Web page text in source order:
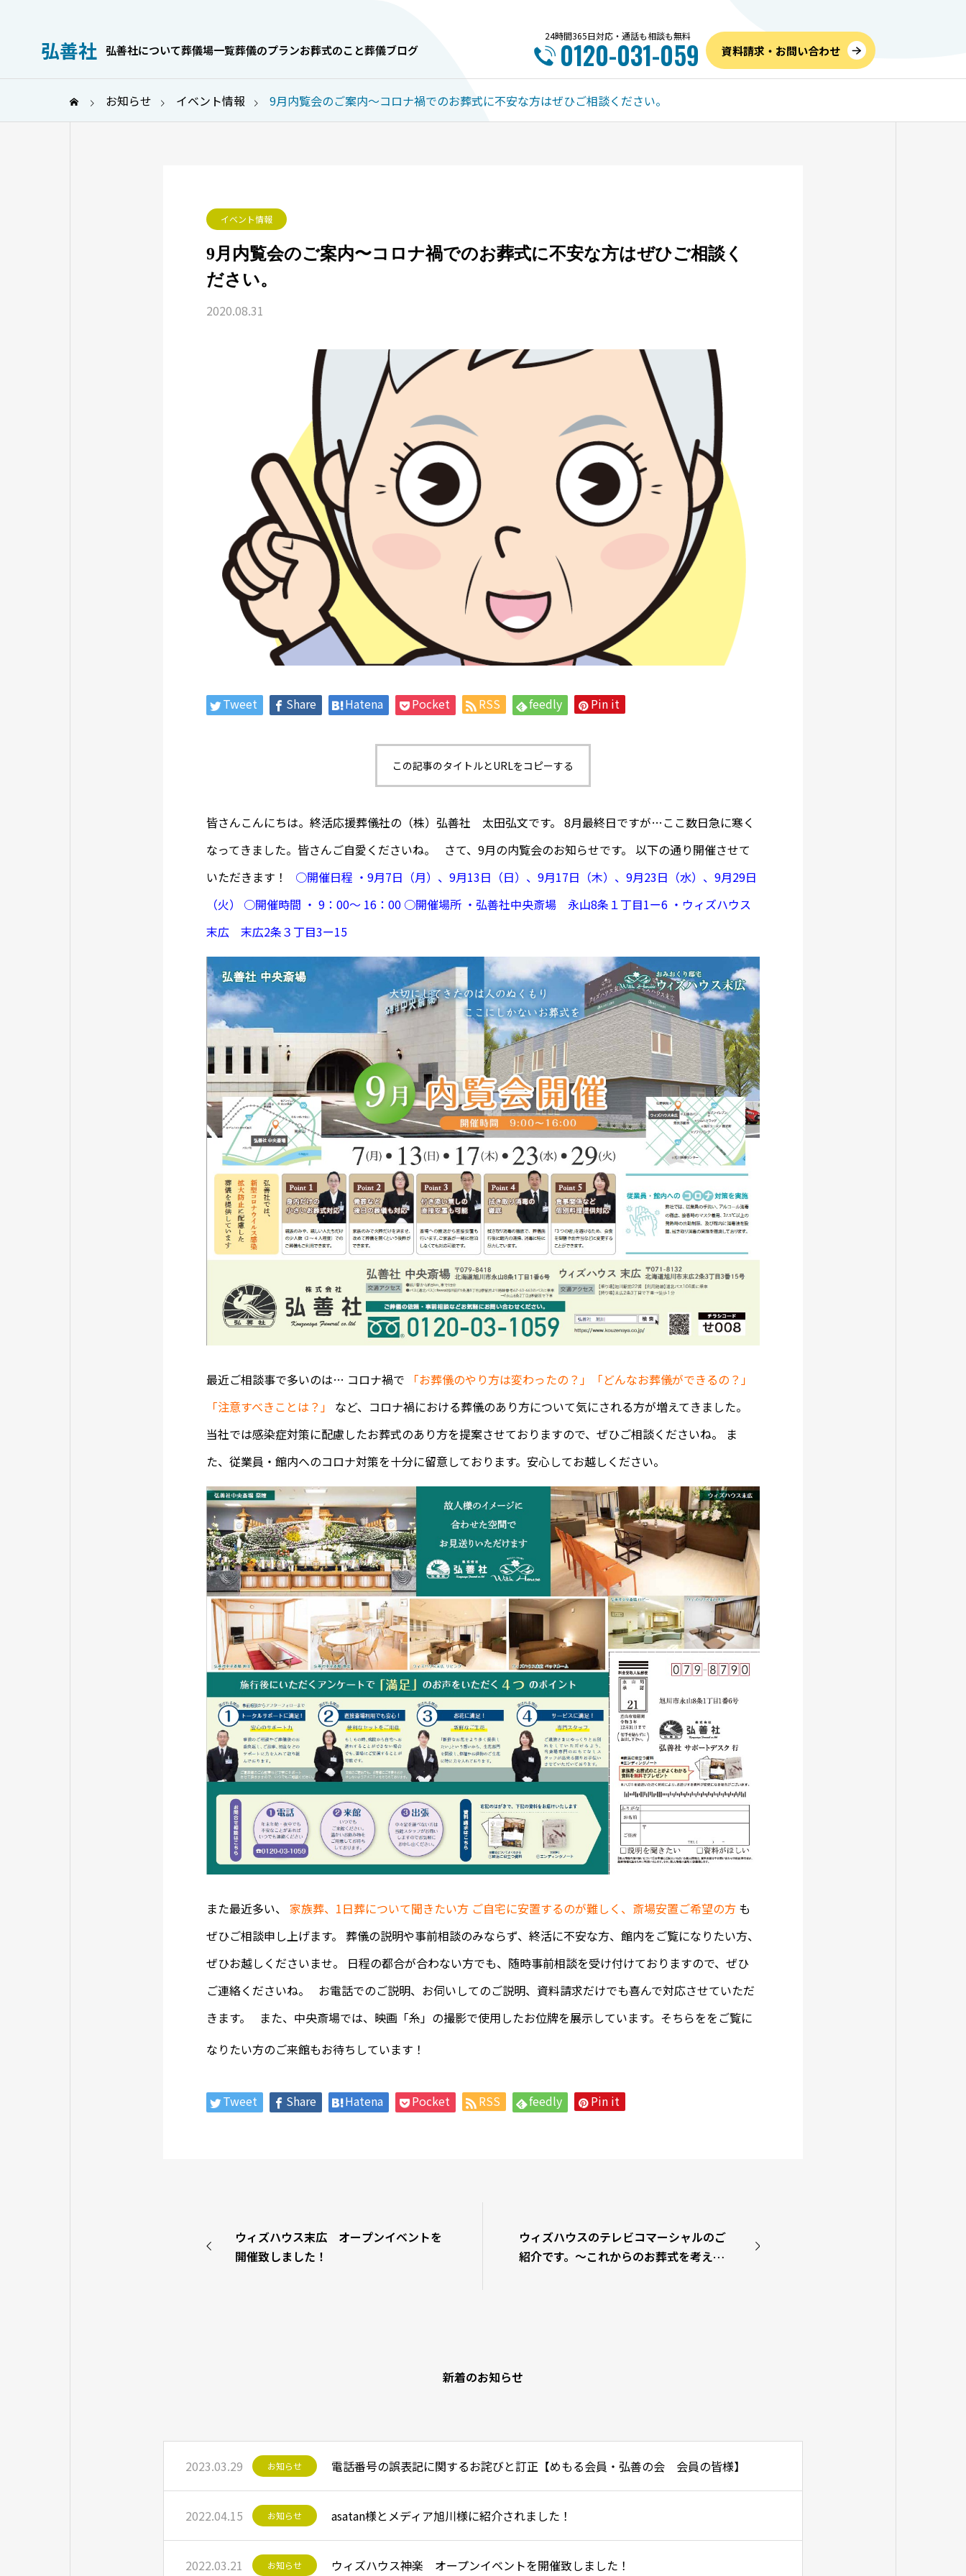
弘善社 弘善社について葬儀場一覧葬儀のプランお葬式のこと葬儀ブログ
家族葬の喪主挨拶｜場面別の
24時間365日対応・通話も相談も無料
0120-031-059 資料請求・お問い合わせ
お知らせ イベント情報 9月内覧会のご案内〜コロナ禍でのお葬式に不安な方はぜひご相談ください。
イベント情報
9月内覧会のご案内〜コロナ禍でのお葬式に不安な方はぜひご相談く
ださい。
2020.08.31
Tweet Share Hatena Pocket RSS feedly Pin it
この記事のタイトルとURLをコピーする
皆さんこんにちは。終活応援葬儀社の（株）弘善社 太田弘文です。 8月最終日ですが…ここ数日急に寒く
なってきました。皆さんご自愛くださいね。 さて、9月の内覧会のお知らせです。 以下の通り開催させて
いただきます！ ○開催日程 ・9月7日（月）、9月13日（日）、9月17日（木）、9月23日（水）、9月29日
（火）
○開催時間 ・ 9：00〜 16：00 ○開催場所 ・弘善社中央斎場 永山8条１丁目1ー6 ・ウィズハウス
末広 末広2条３丁目3ー15
最近ご相談事で多いのは… コロナ禍で
「お葬儀のやり方は変わったの？」「どんなお葬儀ができるの？」
「注意すべきことは？」
など、コロナ禍における葬儀のあり方について気にされる方が増えてきました。
当社では感染症対策に配慮したお葬式のあり方を提案させておりますので、ぜひご相談くださいね。 ま
た、従業員・館内へのコロナ対策を十分に留意しております。安心してお越しください。
また最近多い、 家族葬、1日葬について聞きたい方 ご自宅に安置するのが難しく、斎場安置ご希望の方 も
ぜひご相談申し上げます。 葬儀の説明や事前相談のみならず、終活に不安な方、館内をご覧になりたい方、
ぜひお越しくださいませ。 日程の都合が合わない方でも、随時事前相談を受け付けておりますので、ぜひ
ご連絡くださいね。 お電話でのご説明、お伺いしてのご説明、資料請求だけでも喜んで対応させていただ
きます。 また、中央斎場では、映画「糸」の撮影で使用したお位牌を展示しています。そちらををご覧に
なりたい方のご来館もお待ちしています！
Tweet Share Hatena Pocket RSS feedly Pin it
ウィズハウス末広 オープンイベントを
開催致しました！
ウィズハウスのテレビコマーシャルのご
紹介です。〜これからのお葬式を考えて
新着のお知らせ
2023.03.29 お知らせ 電話番号の誤表記に関するお詫びと訂正【めもる会員・弘善の会 会員の皆様】
2022.04.15 お知らせ asatan様とメディア旭川様に紹介されました！
2022.03.21 お知らせ ウィズハウス神楽 オープンイベントを開催致しました！